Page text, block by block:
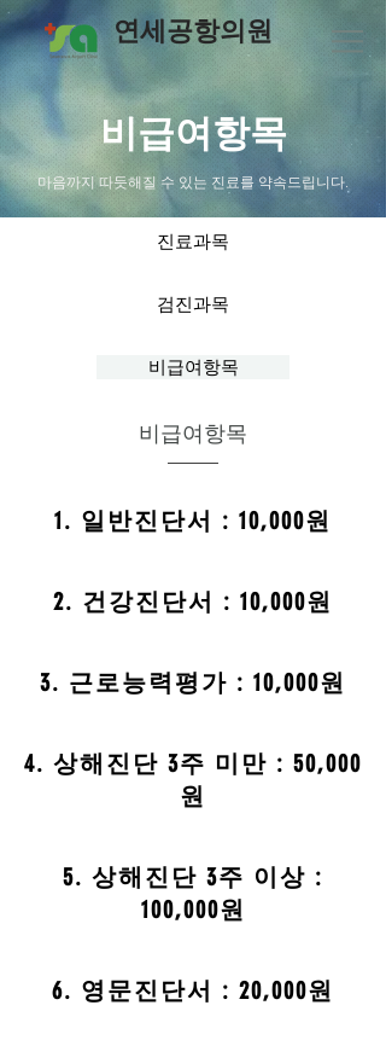
연세공항의원
​비급여항목
마음까지 따듯해질 수 있는 진료를 약속드립니다.
진료과목
검진과목
비급여항목
​비급여항목
1. 일반진단서 : 10,000원
2. 건강진단서 : 10,000원
3. 근로능력평가 : 10,000원
4. 상해진단 3주 미만 : 50,000
원
5. 상해진단 3주 이상 :
100,000원
6. 영문진단서 : 20,000원